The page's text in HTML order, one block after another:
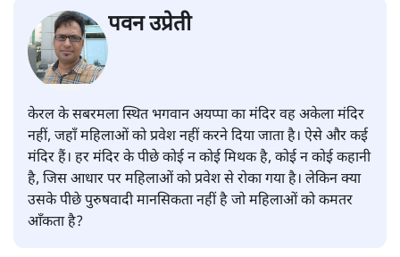
पवन उप्रेती
केरल के सबरमला स्थित भगवान अयप्पा का मंदिर वह अकेला मंदिर
नहीं, जहाँ महिलाओं को प्रवेश नहीं करने दिया जाता है। ऐसे और कई
मंदिर हैं। हर मंदिर के पीछे कोई न कोई मिथक है, कोई न कोई कहानी
है, जिस आधार पर महिलाओं को प्रवेश से रोका गया है। लेकिन क्या
उसके पीछे पुरुषवादी मानसिकता नहीं है जो महिलाओं को कमतर
आँकता है?